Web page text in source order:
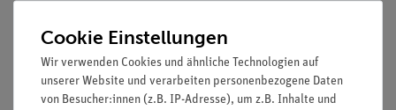
= 25 mm
Artikel-Nr.: 06490-01
Cookie Einstellungen
Wir verwenden Cookies und ähnliche Technologien auf
unserer Website und verarbeiten personenbezogene Daten
von Besucher:innen (z.B. IP-Adresse), um z.B. Inhalte und